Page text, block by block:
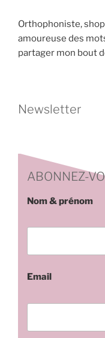
Orthophoniste,
amoureuse des
partager mon bout
Newsletter
ABONNEZ-
Nom & prénom
Email